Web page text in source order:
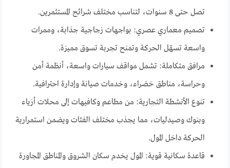
تصل حتى 8 سنوات، لتناسب مختلف شرائح المستثمرين.
تصميم معماري عصري: بواجهات زجاجية جذابة، وممرات
واسعة تسهّل الحركة وتمنح تجربة تسوق مميزة.
مرافق متكاملة: تشمل مواقف سيارات واسعة، أنظمة أمن
وحراسة، مناطق خضراء، وخدمات صيانة وإدارة احترافية.
تنوع الأنشطة التجارية: من مطاعم وكافيهات إلى محلات أزياء
وبنوك وصيدليات، مما يجذب مختلف الفئات ويضمن استمرارية
الحركة داخل المول.
قاعدة سكانية قوية: المول يخدم سكان الشروق والمناطق المجاورة